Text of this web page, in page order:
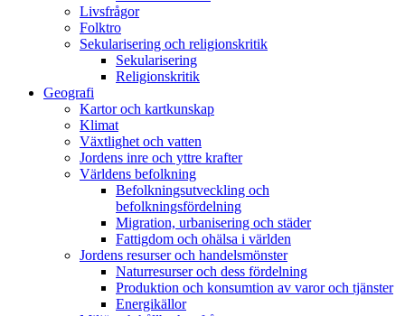
Livsfrågor
Folktro
Sekularisering och religionskritik
Sekularisering
Religionskritik
Geografi
Kartor och kartkunskap
Klimat
Växtlighet och vatten
Jordens inre och yttre krafter
Världens befolkning
Befolkningsutveckling och
befolkningsfördelning
Migration, urbanisering och städer
Fattigdom och ohälsa i världen
Jordens resurser och handelsmönster
Naturresurser och dess fördelning
Produktion och konsumtion av varor och tjänster
Energikällor